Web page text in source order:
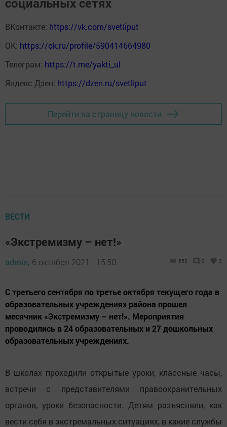
ВКонтакте: https://vk.com/svetliput
ОК: https://ok.ru/profile/590414664980
Телеграм: https://t.me/yakti_ul
Яндекс Дзен: https://dzen.ru/svetliput
Перейти на страницу новости
ВЕСТИ
«Экстремизму – нет!»
admin, 6 октября 2021 - 15:50 553 0 0
С третьего сентября по третье октября текущего года в
образовательных учреждениях района прошел
месячник «Экстремизму – нет!». Мероприятия
проводились в 24 образовательных и 27 дошкольных
образовательных учреждениях.
В школах проходили открытые уроки, классные часы,
встречи с представителями правоохранительных
органов, уроки безопасности. Детям разъясняли, как
вести себя в экстремальных ситуациях, в какие службы